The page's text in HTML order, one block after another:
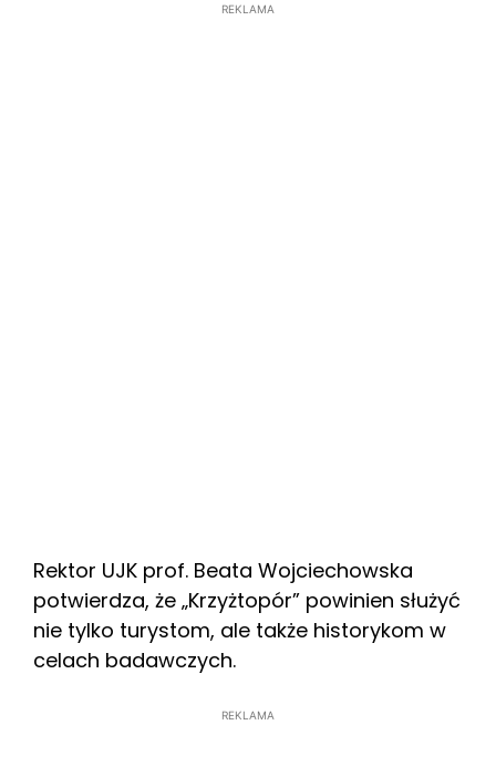
REKLAMA
Rektor UJK prof. Beata Wojciechowska
potwierdza, że „Krzyżtopór” powinien służyć
nie tylko turystom, ale także historykom w
celach badawczych.
REKLAMA